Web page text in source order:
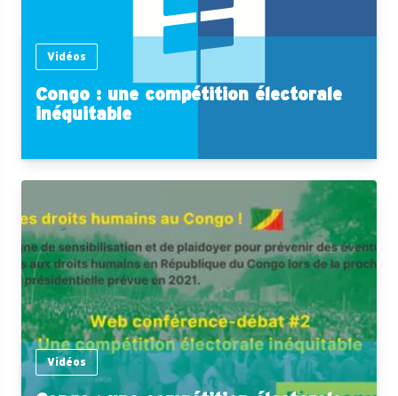
Vidéos
Congo : une compétition électorale
inéquitable
Vidéos